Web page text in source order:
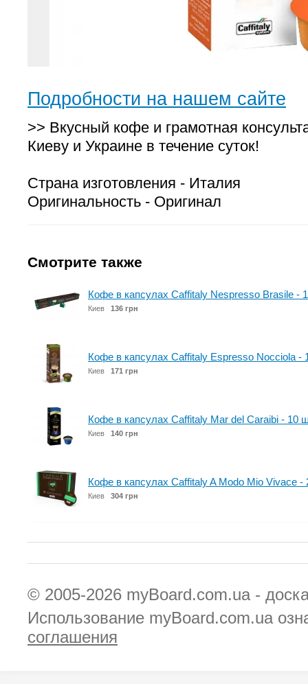
Подробности на нашем сайте
>> Вкусный кофе и грамотная
Киеву и Украине в течение суток!
Страна изготовления - Италия
Оригинальность - Оригинал
Смотрите также
Кофе в капсулах Caffitaly Nespresso Brasile -
Киев 136 грн
Кофе в капсулах Caffitaly Espresso Nocciola -
Киев 171 грн
Кофе в капсулах Caffitaly Mar del Caraibi - 10
Киев 140 грн
Кофе в капсулах Caffitaly A Modo Mio Vivace -
Киев 304 грн
© 2005-2026 myBoard.com.ua -
Использование myBoard.com.ua
соглашения